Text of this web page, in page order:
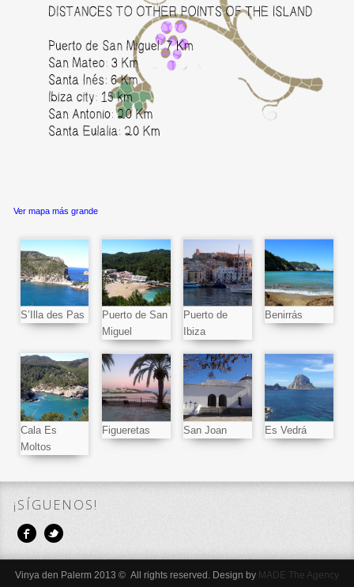
Ver mapa más grande
S’Illa des Pas
Puerto de San
Miguel
Puerto de
Ibiza
Benirrás
Cala Es
Moltos
Figueretas San Joan Es Vedrá
¡SÍGUENOS!
Vinya den Palerm 2013 © All rights reserved. Design by MADE The Agency